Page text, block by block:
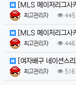
[MLS 메이저리그
최고관리자 445
[MLS 메이저리그
최고관리자 446
[여자배구 네이션스
최고관리자 516